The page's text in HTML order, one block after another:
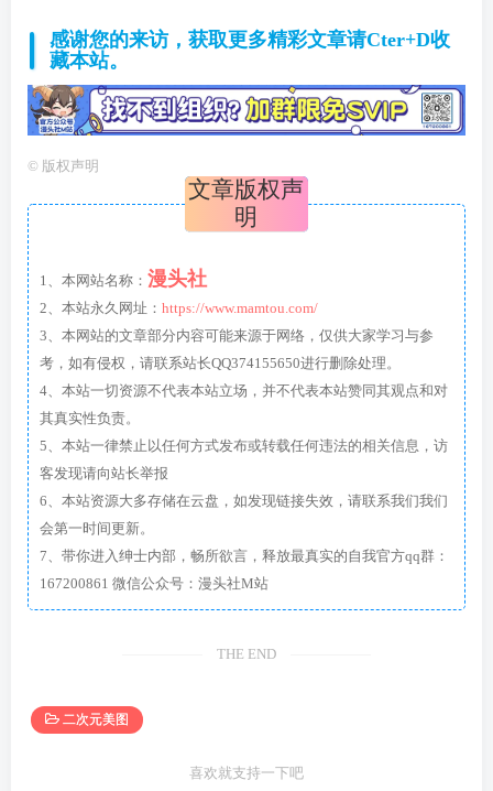
感谢您的来访，获取更多精彩文章请Cter+D收
藏本站。
© 版权声明
文章版权声
明
1、本网站名称： 漫头社
2、本站永久网址： https://www.mamtou.com/
3、本网站的文章部分内容可能来源于网络，仅供大家学习与参
考，如有侵权，请联系站长QQ374155650进行删除处理。
4、本站一切资源不代表本站立场，并不代表本站赞同其观点和对
其真实性负责。
5、本站一律禁止以任何方式发布或转载任何违法的相关信息，访
客发现请向站长举报
6、本站资源大多存储在云盘，如发现链接失效，请联系我们我们
会第一时间更新。
7、带你进入绅士内部，畅所欲言，释放最真实的自我官方qq群：
167200861 微信公众号：漫头社M站
THE END
二次元美图
喜欢就支持一下吧